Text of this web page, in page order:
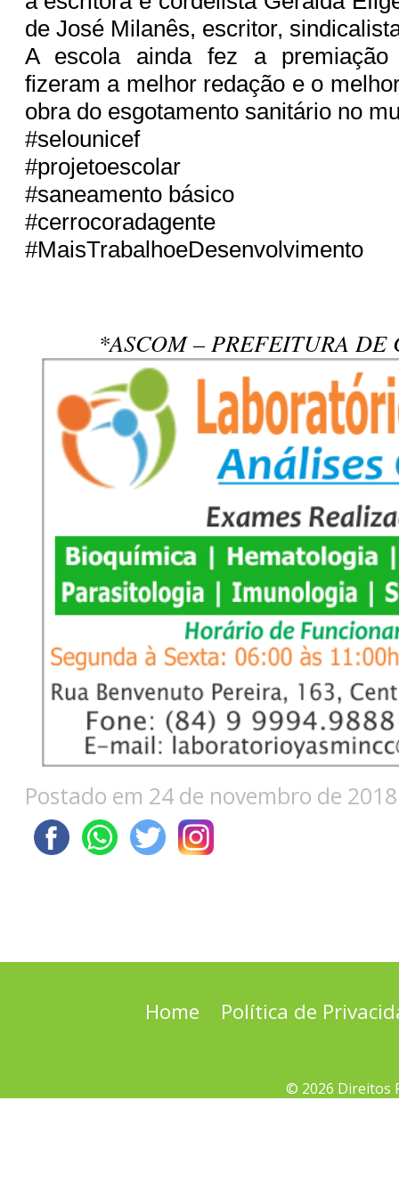
de José Milanês, escritor,
A escola ainda fez a
fizeram a melhor redação e o
obra do esgotamento sanitário no
#selounicef
#projetoescolar
#saneamento básico
#cerrocoradagente
#MaisTrabalhoeDesenvolvimento
*ASCOM – PREFEITURA DE
Postado em 24 de novembro de 2018
Home Política de
© 2026 Direitos